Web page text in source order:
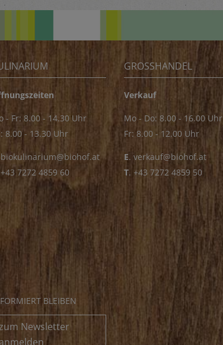
- Fr: 8.00 - 14.30 Uhr
8.00 - 13.30 Uhr
biokulinarium@biohof.at
+43 7272 4859 60
GROSSHANDEL
Verkauf
Mo - Do: 8.00 - 16.00 Uhr
Fr: 8.00 - 12.00 Uhr
E. verkauf@biohof.at
T. +43 7272 4859 50
BLEIBEN
Newsletter
anmelden